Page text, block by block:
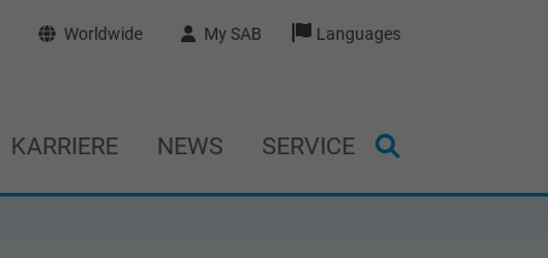
Worldwide My SAB Languages
KARRIERE NEWS SERVICE